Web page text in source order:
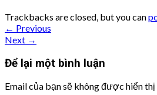
Trackbacks are closed, but you can
← Previous
Next →
Để lại một bình luận
Email của bạn sẽ không được hiển thị